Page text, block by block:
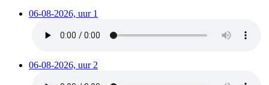
06-08-2026, uur 1
06-08-2026, uur 2